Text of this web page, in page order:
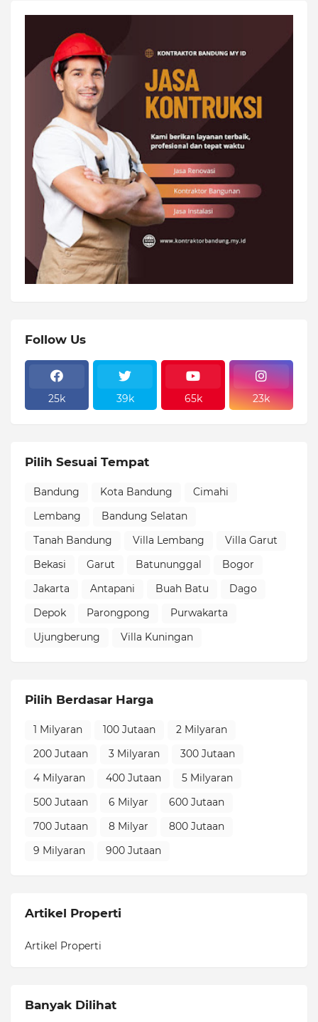
Follow Us
25k 39k 65k 23k
Pilih Sesuai Tempat
Bandung Kota Bandung
Cimahi
Lembang
Bandung Selatan
Tanah Bandung
Villa Lembang
Villa Garut
Bekasi
Garut Batununggal
Bogor
Jakarta
Antapani Buah Batu
Dago
Depok
Parongpong
Purwakarta
Ujungberung
Villa Kuningan
Pilih Berdasar Harga
1 Milyaran 100 Jutaan
2 Milyaran
200 Jutaan
3 Milyaran
300 Jutaan
4 Milyaran
400 Jutaan
5 Milyaran
500 Jutaan
6 Milyar
600 Jutaan
700 Jutaan
8 Milyar
800 Jutaan
9 Milyaran
900 Jutaan
Artikel Properti
Artikel Properti
Banyak Dilihat